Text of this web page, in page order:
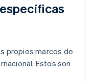
propios marcos de
Estos son